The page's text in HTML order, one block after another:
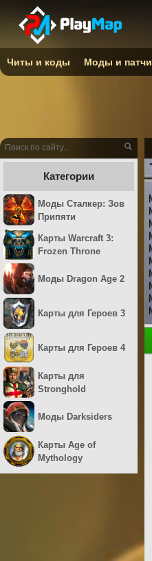
Категории
Моды Сталкер: Зов
Припяти
Карты Warcraft 3:
Frozen Throne
Моды Dragon Age 2
Карты для Героев 3
Карты для Героев 4
Карты для
Stronghold
Моды Darksiders
Карты Age of
Mythology
Читы и коды Моды и патчи